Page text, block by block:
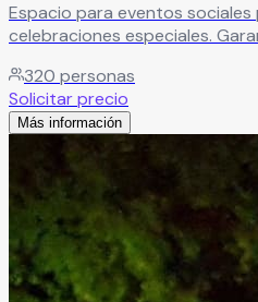
Espacio para eventos
celebraciones especiales.
para siempre.Leer más
320 personas
Solicitar precio
Más información